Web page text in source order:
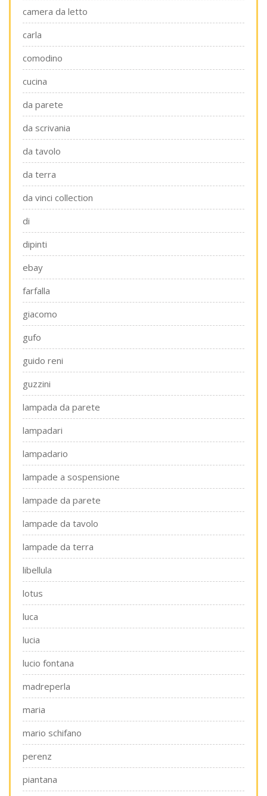
camera da letto
carla
comodino
cucina
da parete
da scrivania
da tavolo
da terra
da vinci collection
di
dipinti
ebay
farfalla
giacomo
gufo
guido reni
guzzini
lampada da parete
lampadari
lampadario
lampade a sospensione
lampade da parete
lampade da tavolo
lampade da terra
libellula
lotus
luca
lucia
lucio fontana
madreperla
maria
mario schifano
perenz
piantana